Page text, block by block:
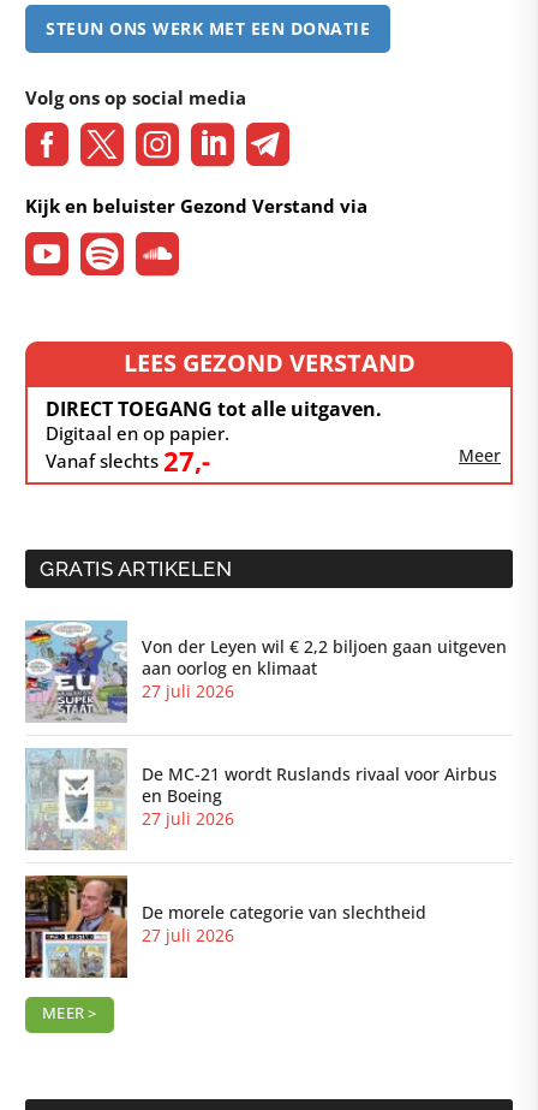
STEUN ONS WERK MET EEN DONATIE
Volg ons op social media
Kijk en beluister Gezond Verstand via
LEES GEZOND VERSTAND
DIRECT TOEGANG tot alle uitgaven.
Digitaal en op papier.
Vanaf slechts 27,- Meer
GRATIS ARTIKELEN
Von der Leyen wil € 2,2 biljoen gaan uitgeven
aan oorlog en klimaat
27 juli 2026
De MC-21 wordt Ruslands rivaal voor Airbus
en Boeing
27 juli 2026
De morele categorie van slechtheid
27 juli 2026
MEER >